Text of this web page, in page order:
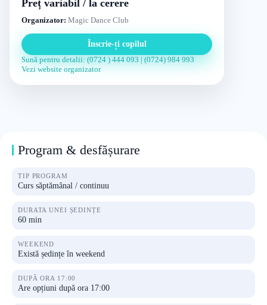
Preț variabil / la cerere
Organizator: Magic Dance Club
Înscrie-ți copilul
Sună pentru detalii: (0724 ) 444 093 | (0724) 984 993
Vezi website organizator
Program & desfășurare
TIP PROGRAM
Curs săptămânal / continuu
DURATA UNEI ȘEDINȚE
60 min
WEEKEND
Există ședințe în weekend
DUPĂ ORA 17:00
Are opțiuni după ora 17:00